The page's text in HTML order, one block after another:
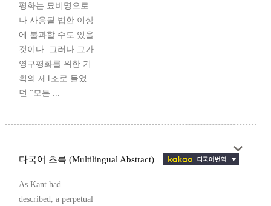
평화는 묘비명으로
나 사용될 법한 이상
에 불과할 수도 있을
것이다. 그러나 그가
영구평화를 위한 기
획의 제1조로 들었
던 “모든 ...
다국어 초록 (Multilingual Abstract)
As Kant had
described, a perpetual